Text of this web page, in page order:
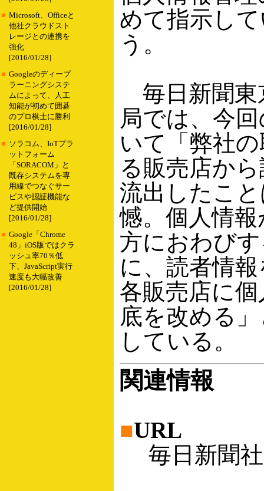
■ Microsoft、Officeと
他社クラウドスト
レージとの連携を
強化
[2016/01/28]
■ Googleのディープ
ラーニングシステ
ムによって、人工
知能が初めて囲碁
のプロ棋士に勝利
[2016/01/28]
■ ソラコム、IoTプラ
ットフォーム
「SORACOM」と
既存システムを専
用線でつなぐサー
ビスや認証機能な
ど提供開始
[2016/01/28]
■ Google「Chrome
48」iOS版ではクラ
ッシュ率70％低
下、JavaScript実行
速度も大幅改善
[2016/01/28]
めて指示し
う。
毎日新聞東
局では、今
いて「弊社
る販売店か
流出したこ
憾。個人情
方におわび
に、読者情
各販売店に
底を改める
している。
関連情報
■URL
毎日新聞社